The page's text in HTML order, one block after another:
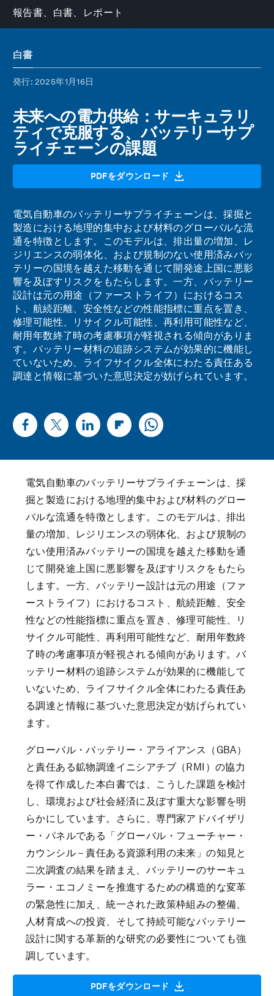
報告書、白書、レポート
白書
発行: 2025年1月16日
未来への電力供給：サーキュラリ
ティで克服する、バッテリーサプ
ライチェーンの課題
PDFをダウンロード
電気自動車のバッテリーサプライチェーンは、採掘と
製造における地理的集中および材料のグローバルな流
通を特徴とします。このモデルは、排出量の増加、レ
ジリエンスの弱体化、および規制のない使用済みバッ
テリーの国境を越えた移動を通じて開発途上国に悪影
響を及ぼすリスクをもたらします。一方、バッテリー
設計は元の用途（ファーストライフ）におけるコス
ト、航続距離、安全性などの性能指標に重点を置き、
修理可能性、リサイクル可能性、再利用可能性など、
耐用年数終了時の考慮事項が軽視される傾向がありま
す。バッテリー材料の追跡システムが効果的に機能し
ていないため、ライフサイクル全体にわたる責任ある
調達と情報に基づいた意思決定が妨げられています。
電気自動車のバッテリーサプライチェーンは、採
掘と製造における地理的集中および材料のグロー
バルな流通を特徴とします。このモデルは、排出
量の増加、レジリエンスの弱体化、および規制の
ない使用済みバッテリーの国境を越えた移動を通
じて開発途上国に悪影響を及ぼすリスクをもたら
します。一方、バッテリー設計は元の用途（ファ
ーストライフ）におけるコスト、航続距離、安全
性などの性能指標に重点を置き、修理可能性、リ
サイクル可能性、再利用可能性など、耐用年数終
了時の考慮事項が軽視される傾向があります。バ
ッテリー材料の追跡システムが効果的に機能して
いないため、ライフサイクル全体にわたる責任あ
る調達と情報に基づいた意思決定が妨げられてい
ます。
グローバル・バッテリー・アライアンス（GBA）
と責任ある鉱物調達イニシアチブ（RMI）の協力
を得て作成した本白書では、こうした課題を検討
し、環境および社会経済に及ぼす重大な影響を明
らかにしています。さらに、専門家アドバイザリ
ー・パネルである「グローバル・フューチャー・
カウンシル－責任ある資源利用の未来」の知見と
二次調査の結果を踏まえ、バッテリーのサーキュ
ラー・エコノミーを推進するための構造的な変革
の緊急性に加え、統一された政策枠組みの整備、
人材育成への投資、そして持続可能なバッテリー
設計に関する革新的な研究の必要性についても強
調しています。
PDFをダウンロード